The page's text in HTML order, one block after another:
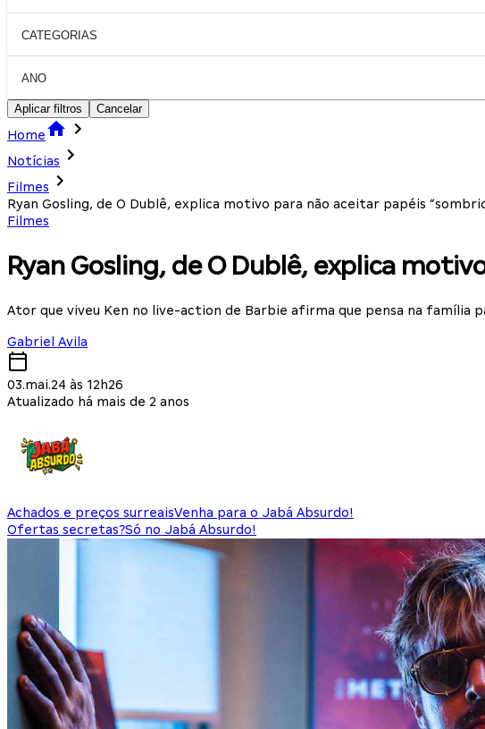
CATEGORIAS
ANO
Aplicar filtros Cancelar
Home
Notícias
Filmes
Ryan Gosling, de O Dublê, explica motivo para não aceitar papéis
Filmes
Ryan Gosling, de O Dublê, explica
Ator que viveu Ken no live-action de Barbie afirma que pensa na família
Gabriel Avila
03.mai.24 às 12h26
Atualizado há mais de 2 anos
Achados e preços surreaisVenha para o Jabá Absurdo!
Ofertas secretas?Só no Jabá Absurdo!